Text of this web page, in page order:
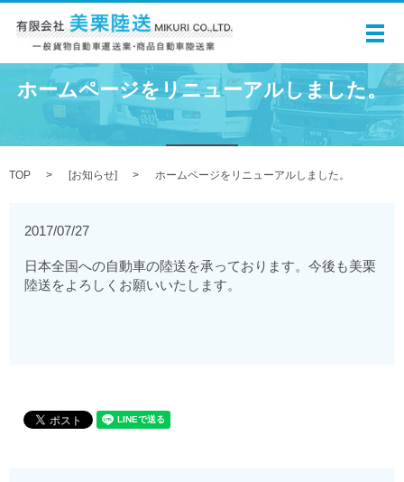
メ
ホームページをリニューアルしました。
TOP [お知らせ] ホームページをリニューアルしました。
2017/07/27
日本全国への自動車の陸送を承っております。今後も美栗
陸送をよろしくお願いいたします。